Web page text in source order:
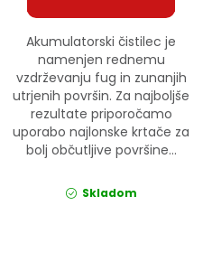
Akumulatorski čistilec je
namenjen rednemu
vzdrževanju fug in zunanjih
utrjenih površin. Za najboljše
rezultate priporočamo
uporabo najlonske krtače za
bolj občutljive površine...
Skladom